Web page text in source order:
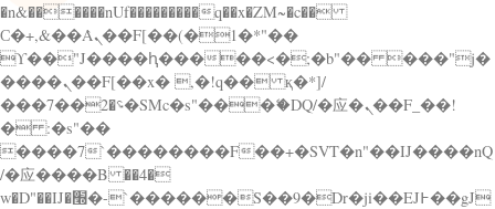
�n&������nUf���������q��x�ZM~�c��
Ϲ�+,&��Ὰܢ��F[��(�1�*"��
ϒ��"J����ԧ�����<�;�b"�� ���"j�
����ܢ��F[��x� ,�!q�� қ�*]/
���؝�2��7�SMc�s"���ޭ�DQ/�应�ܢ��F_��!
� :�s"��
����7`��������F��+�SVT�n"��IJ����nQ
/�应����B ��4�
w�D"��IJ�׭�-`������S��9�Dr�ji��EJ߅��gJ